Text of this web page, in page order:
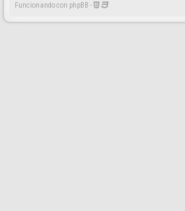
Funcionando con phpBB -